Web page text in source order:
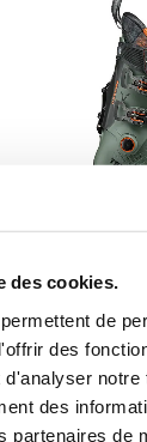
des cookies.
de
des
notre
des
partenaires de